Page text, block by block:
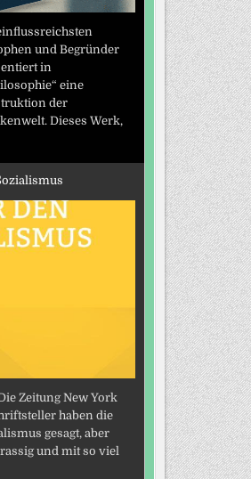
und Begründer
in
eine
der
Dieses Werk,
Zeitung New York
haben die
gesagt, aber
und mit so viel